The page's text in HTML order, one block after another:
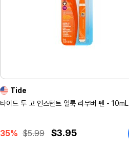
Tide
타이드 투 고 인스턴트 얼룩 리무버 펜 - 10mL
35% $5.99 $3.95